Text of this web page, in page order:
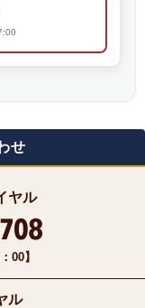
せ
ヤル
00】
ル